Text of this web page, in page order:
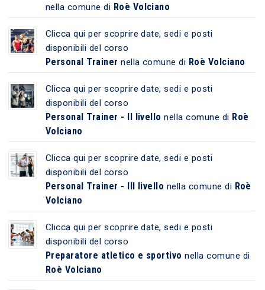
nella comune di Roè Volciano
Clicca qui per scoprire date, sedi e posti
disponibili del corso
Personal Trainer nella comune di Roè Volciano
Clicca qui per scoprire date, sedi e posti
disponibili del corso
Personal Trainer - II livello nella comune di Roè
Volciano
Clicca qui per scoprire date, sedi e posti
disponibili del corso
Personal Trainer - III livello nella comune di Roè
Volciano
Clicca qui per scoprire date, sedi e posti
disponibili del corso
Preparatore atletico e sportivo nella comune di
Roè Volciano